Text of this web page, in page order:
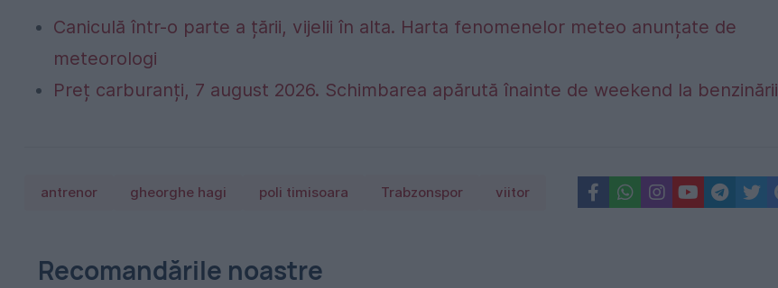
Caniculă într-o parte a țării, vijelii în alta. Harta fenomenelor meteo anunțate de
meteorologi
Preț carburanți, 7 august 2026. Schimbarea apărută înainte de weekend la benzinării
antrenor gheorghe hagi poli timisoara Trabzonspor viitor
Recomandările noastre